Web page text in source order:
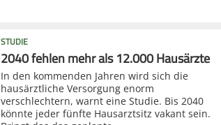
STUDIE
2040 fehlen mehr als 12.000 Hausärzte
In den kommenden Jahren wird sich die
hausärztliche Versorgung enorm
verschlechtern, warnt eine Studie. Bis 2040
könnte jeder fünfte Hausarztsitz vakant sein.